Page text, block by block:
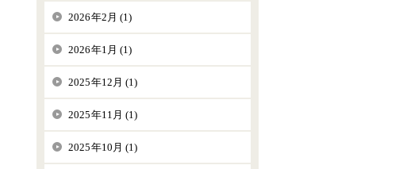
2026年2月 (1)
2026年1月 (1)
2025年12月 (1)
2025年11月 (1)
2025年10月 (1)